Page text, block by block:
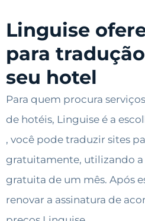
Linguise
para
seu hotel
Para quem procura
de hotéis, Linguise é a
, você pode traduzir sites
gratuitamente, utilizando a
gratuita de um mês. Após
renovar a assinatura de